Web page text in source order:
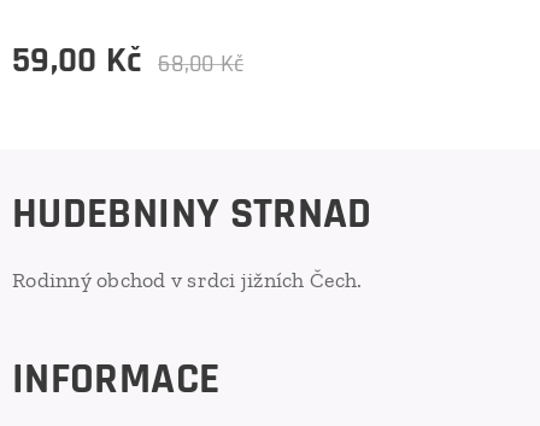
59,00 Kč 68,00Kč
HUDEBNINY STRNAD
Rodinný obchod v srdci jižních Čech.
INFORMACE